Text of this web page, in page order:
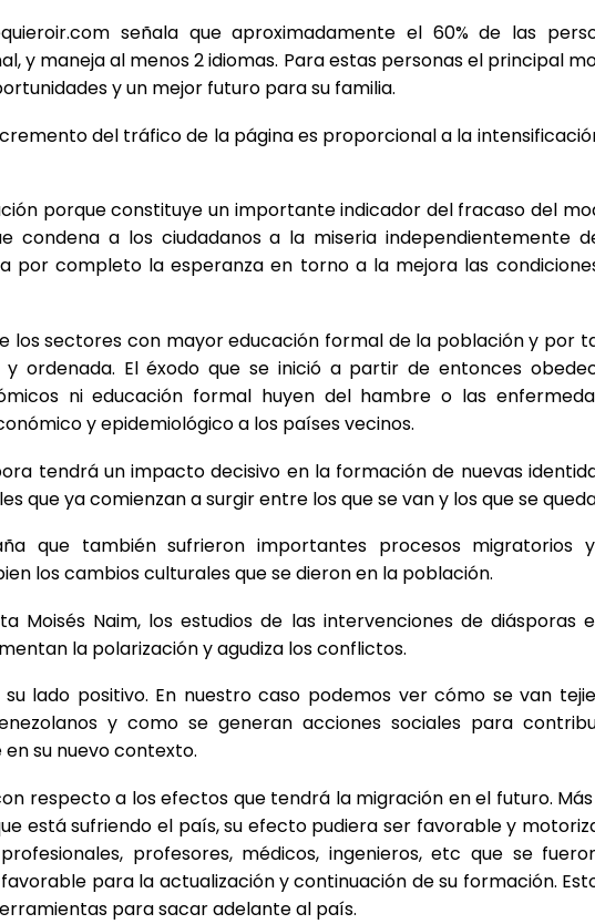
señala que aproximadamente el 60% de las
y maneja al menos 2 idiomas. Para estas personas el principal
y un mejor futuro para su familia.
del tráfico de la página es proporcional a la
porque constituye un importante indicador del fracaso del
condena a los ciudadanos a la miseria independientemente
por completo la esperanza en torno a la mejora las
los sectores con mayor educación formal de la población y por
ordenada. El éxodo que se inició a partir de entonces
ni educación formal huyen del hambre o las
y epidemiológico a los países vecinos.
tendrá un impacto decisivo en la formación de nuevas
que ya comienzan a surgir entre los que se van y los que se
que también sufrieron importantes procesos migratorios
los cambios culturales que se dieron en la población.
Moisés Naim, los estudios de las intervenciones de diásporas
la polarización y agudiza los conflictos.
lado positivo. En nuestro caso podemos ver cómo se van
y como se generan acciones sociales para
su nuevo contexto.
respecto a los efectos que tendrá la migración en el futuro.
está sufriendo el país, su efecto pudiera ser favorable y
profesores, médicos, ingenieros, etc que se
para la actualización y continuación de su formación.
para sacar adelante al país.